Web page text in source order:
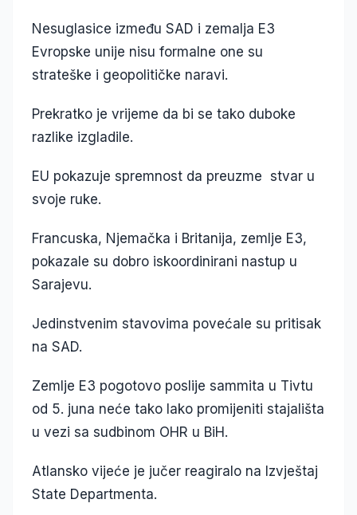
Nesuglasice između SAD i zemalja E3
Evropske unije nisu formalne one su
strateške i geopolitičke naravi.
Prekratko je vrijeme da bi se tako duboke
razlike izgladile.
EU pokazuje spremnost da preuzme stvar u
svoje ruke.
Francuska, Njemačka i Britanija, zemlje E3,
pokazale su dobro iskoordinirani nastup u
Sarajevu.
Jedinstvenim stavovima povećale su pritisak
na SAD.
Zemlje E3 pogotovo poslije sammita u Tivtu
od 5. juna neće tako lako promijeniti stajališta
u vezi sa sudbinom OHR u BiH.
Atlansko vijeće je jučer reagiralo na Izvještaj
State Departmenta.